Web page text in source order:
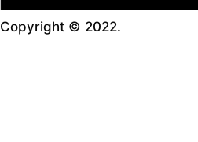
Copyright © 2022.